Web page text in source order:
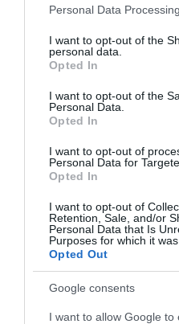
Please note that this website/
not limited to your visit or
grant or deny consent to
use your data for below
consent section.
Personal Data
I want to opt-out of the
personal data.
Opted In
I want to opt-out of the
Personal Data.
Opted In
I want to opt-out of
Personal Data for
Opted In
I want to opt-out of
Retention, Sale, and/or
Personal Data that Is
Purposes for which it was
Opted Out
Google consents
I want to allow Google to
485 104 394
5 h 2 min
This Simple Trick